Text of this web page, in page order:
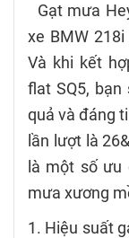
Gạt mưa
xe BMW
Và khi kết
flat SQ5,
quả và đáng
lần lượt là
là một số
mưa xương
1. Hiệu suất